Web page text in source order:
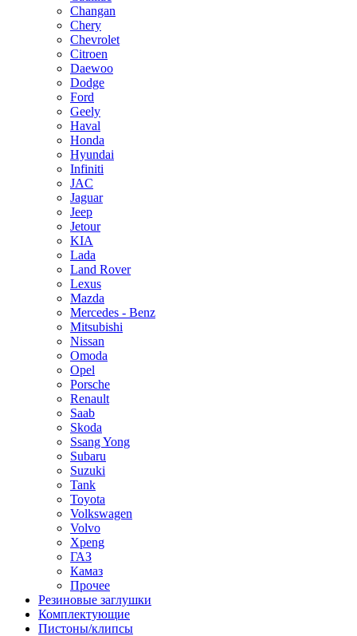
Changan
Chery
Chevrolet
Citroen
Daewoo
Dodge
Ford
Geely
Haval
Honda
Hyundai
Infiniti
JAC
Jaguar
Jeep
Jetour
KIA
Lada
Land Rover
Lexus
Mazda
Mercedes - Benz
Mitsubishi
Nissan
Omoda
Opel
Porsche
Renault
Saab
Skoda
Ssang Yong
Subaru
Suzuki
Tank
Toyota
Volkswagen
Volvo
Xpeng
ГАЗ
Камаз
Прочее
Резиновые заглушки
Комплектующие
Пистоны/клипсы